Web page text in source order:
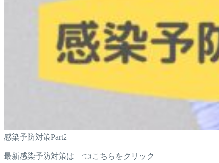
感染予防対策Part2
最新感染予防対策は 👈こちらをクリック